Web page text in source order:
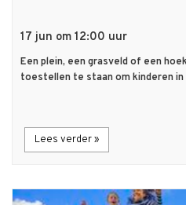
17 jun om 12:00 uur
Een plein, een grasveld of een
toestellen te staan om kinderen
Lees verder »